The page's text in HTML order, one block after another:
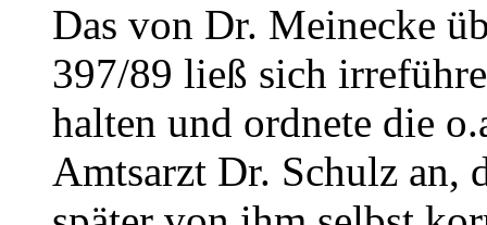
Das von Dr. Meinecke
397/89 ließ sich
halten und ordnete die
Amtsarzt Dr. Schulz an,